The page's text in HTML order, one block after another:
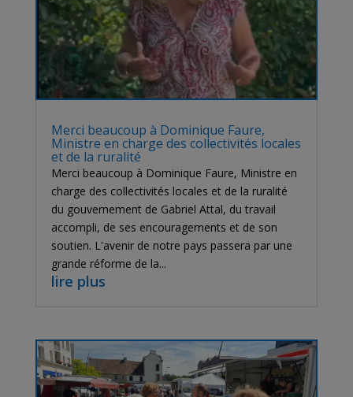
Merci beaucoup à Dominique Faure,
Ministre en charge des collectivités locales
et de la ruralité
Merci beaucoup à Dominique Faure, Ministre en
charge des collectivités locales et de la ruralité
du gouvernement de Gabriel Attal, du travail
accompli, de ses encouragements et de son
soutien. L'avenir de notre pays passera par une
grande réforme de la...
lire plus